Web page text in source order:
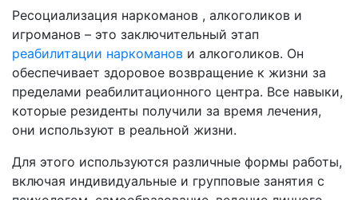
Ресоциализация наркоманов , алкоголиков и
игроманов – это заключительный этап
реабилитации наркоманов и алкоголиков. Он
обеспечивает здоровое возвращение к жизни за
пределами реабилитационного центра. Все навыки,
которые резиденты получили за время лечения,
они используют в реальной жизни.
Для этого используются различные формы работы,
включая индивидуальные и групповые занятия с